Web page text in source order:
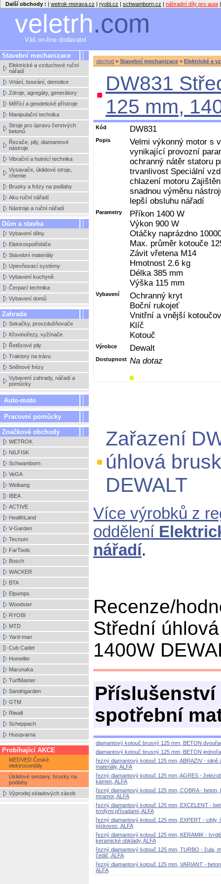
Další obchody : | wetrok-morava.cz | ryobi.cz | schwamborn.cz | náhradní díly pro auta |
veletrh.com
Váš on-line dodavatel
Stavební mechanizace
Elektrické a vzduchové ruční
nářadí
Vrtání, bourání, demolice
Zdroje, agregáty, generátory
Měřící a geodetické přístroje
Manipulační technika
Stroje pro úpravu čerstvých
betonů
Řezače, pily, diamantové
nástroje
Vibrační a hutnící technika
Vysavače, úklidové stroje,
chemie
Brusky a frézy na podlahy
Aku ruční nářadí
Nástroje a ruční nářadí
Dům a stavba
Vybavení dílny
Elektrospotřebiče
Stavební materiály
Upevňovací systémy
Vybavení kuchyně
Čerpací technika
Vybavení domů
Zahrada
Sekačky, provzdušňovače
Křovinořezy, vyžínače
Řetězové pily
Traktory na trávu
Sněhové frézy
Vybavení zahrady, nářadí a
pomůcky
Auto-moto
Pracovní pomůcky
Značkové obchody
WETROK
NILFISK
Schwamborn
VeGA
Weibang
IBEA
ACTIVE
HealthLand
V-Garden
Tecnum
FarTools
Bosch
WACKER
BTA
Elpumps
Woodster
RYOBI
MTD
Yard-man
Cub Cadet
Homelite
Marunaka
TurfMaster
Sandrigarden
GTM
Riwall
Scheppach
Husqvarna
Probíhající AKCE
MEDVED České
elektrocentály
Úklidové sestavy, brusky na
podlahy
Výprodej skladových zásob
obchod > Stavební mechanizace > Elektrické a
DW831
125 mm,
Kód DW831
Popis
Velmi výkonný motor s
vynikající provozní
ochranný nátěr statoru
trvanlivost Speciální
chlazení motoru
snadnou výměnu
lepší obsluhu nářadí
Parametry
Příkon 1400 W
Výkon 900 W
Otáčky naprázdno
Max. průměr kotouče
Závit vřetena M14
Hmotnost 2.6 kg
Délka 385 mm
Výška 115 mm
Vybavení
Ochranný kryt
Boční rukojeť
Vnitřní a vnější
Klíč
Kotouč
Výrobce Dewalt
Dostupnost Na dotaz
Zařazení
úhlová
DEWALT
Více výrobků z
oddělení
nářadí.
Recenze/
Střední
1400W
Příslušenství
spotřební
diamantový kotouč brusný 125 mm, BETON
diamantový kotouč brusný 125 mm, BETON
řezný diamantový kotouč 125 mm, ABRAZIV - silně
materiály, ALFA
řezný diamantový kotouč 125 mm, AGRES -
kámen, ALFA
řezný diamantový kotouč 125 mm, COBRA - beton,
mramor, ALFA
řezný diamantový kotouč 125 mm, EXCELENT -
tvrdými přísadami, ALFA
řezný diamantový kotouč 125 mm, EXPERT - cihly,
pískovec, ALFA
řezný diamantový kotouč 125 mm, KERAMIK - tvrdé
keramické obklady, ALFA
řezný diamantový kotouč 125 mm, TURBO - žula,
čedič, ALFA
řezný diamantový kotouč 125 mm, VARIANT -
ALFA